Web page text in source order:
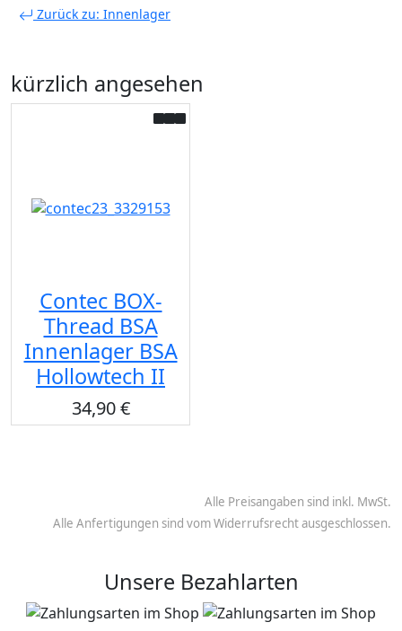
Zurück zu: Innenlager
kürzlich angesehen
Contec BOX-
Thread BSA
Innenlager BSA
Hollowtech II
34,90 €
Alle Preisangaben sind inkl. MwSt.
Alle Anfertigungen sind vom Widerrufsrecht ausgeschlossen.
Unsere Bezahlarten